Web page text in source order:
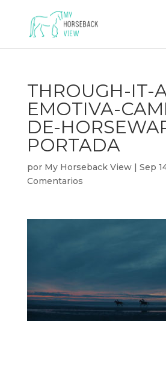
THROUGH-IT-
EMOTIVA-
DE-
PORTADA
por My Horseback View| Sep
Comentarios